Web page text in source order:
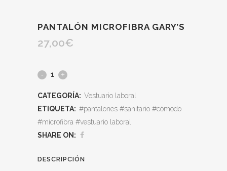
PANTALÓN MICROFIBRA GARY’S
27,00€
CATEGORÍA: Vestuario laboral
ETIQUETA: #pantalones #sanitario #cómodo
#microfibra #vestuario laboral
SHARE ON:
DESCRIPCIÓN